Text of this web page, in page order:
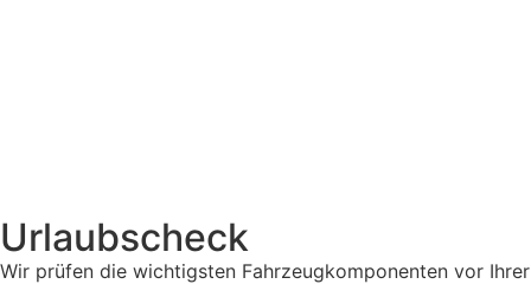
Urlaubscheck
Wir prüfen die wichtigsten Fahrzeugkomponenten vor Ihrer